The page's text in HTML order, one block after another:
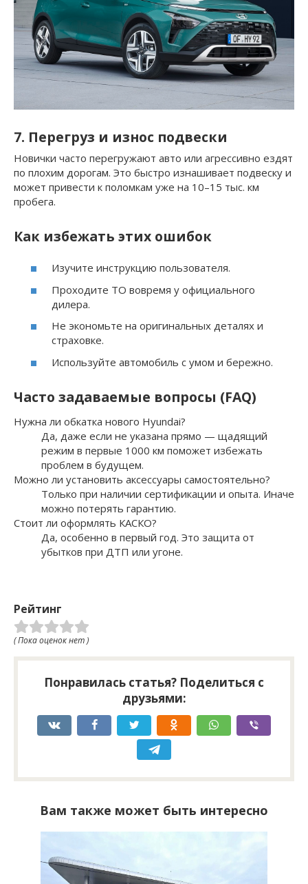
7. Перегруз и износ подвески
Новички часто перегружают авто или агрессивно ездят
по плохим дорогам. Это быстро изнашивает подвеску и
может привести к поломкам уже на 10–15 тыс. км
пробега.
Как избежать этих ошибок
Изучите инструкцию пользователя.
Проходите ТО вовремя у официального
дилера.
Не экономьте на оригинальных деталях и
страховке.
Используйте автомобиль с умом и бережно.
Часто задаваемые вопросы (FAQ)
Нужна ли обкатка нового Hyundai?
Да, даже если не указана прямо — щадящий
режим в первые 1000 км поможет избежать
проблем в будущем.
Можно ли установить аксессуары самостоятельно?
Только при наличии сертификации и опыта. Иначе
можно потерять гарантию.
Стоит ли оформлять КАСКО?
Да, особенно в первый год. Это защита от
убытков при ДТП или угоне.
Рейтинг
( Пока оценок нет )
Понравилась статья? Поделиться с
друзьями:
Вам также может быть интересно